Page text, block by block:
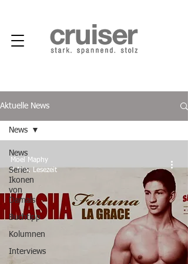
Aktuelle News
News
Serie:
Ikonen
von
Damals
Buchtipp
Kolumnen
Interviews
News
Moel Maphy
2 Min. Lesezeit